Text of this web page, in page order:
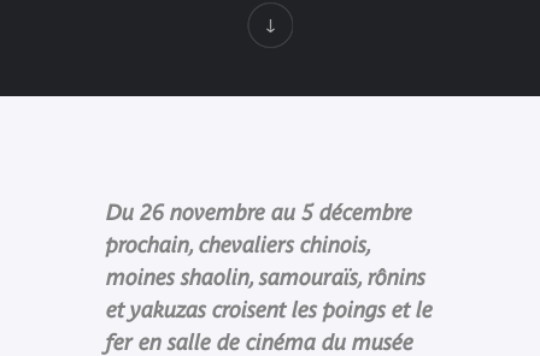
Du 26 novembre au 5 décembre
prochain, chevaliers chinois,
moines shaolin, samouraïs, rônins
et yakuzas croisent les poings et le
fer en salle de cinéma du musée